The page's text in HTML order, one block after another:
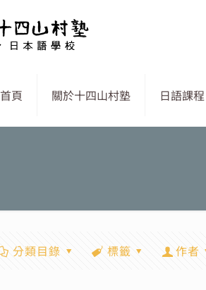
首頁 關於十四山村塾 日語課程
分類目錄 標籤 作者